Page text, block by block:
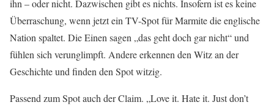
ihn – oder nicht. Dazwischen gibt es nichts. Insofern ist es keine
Überraschung, wenn jetzt ein TV-Spot für Marmite die englische
Nation spaltet. Die Einen sagen „das geht doch gar nicht“ und
fühlen sich verunglimpft. Andere erkennen den Witz an der
Geschichte und finden den Spot witzig.
Passend zum Spot auch der Claim. „Love it. Hate it. Just don’t